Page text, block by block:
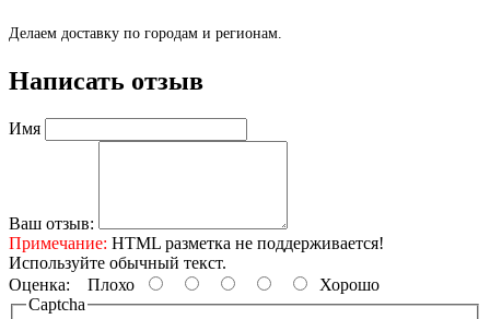
Делаем доставку по городам и регионам.
Написать отзыв
Имя
Ваш отзыв:
Примечание: HTML разметка не поддерживается!
Используйте обычный текст.
Оценка: Плохо
Хорошо
Captcha